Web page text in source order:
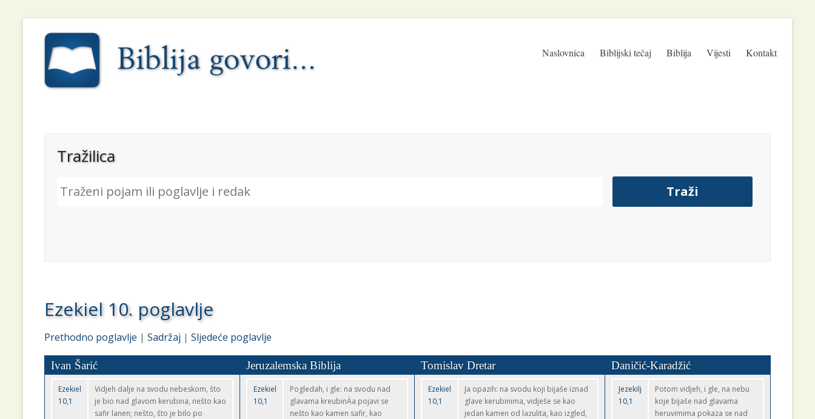
Naslovnica Biblijski tečaj Biblija Vijesti Kontakt
Tražilica
Ezekiel 10. poglavlje
Prethodno poglavlje | Sadržaj | Sljedeće poglavlje
Ivan Šarić Jeruzalemska Biblija Tomislav Dretar Daničić-Karadžić
Ezekiel
10,1
Vidjeh dalje na svodu nebeskom, što
je bio nad glavom kerubina, nešto kao
safir lanen; nešto, što je bilo po
Ezekiel
10,1
Pogledah, i gle: na svodu nad
glavama kreubinÄa pojavi se
nešto kao kamen safir, kao
Ezekiel
10,1
Ja opazih: na svodu koji bijaše iznad
glave kerubinima, vidješe se kao
jedan kamen od lazulita, kao izgled,
Jezekilj
10,1
Potom vidjeh, i gle, na nebu
koje bijaše nad glavama
heruvimima pokaza se nad